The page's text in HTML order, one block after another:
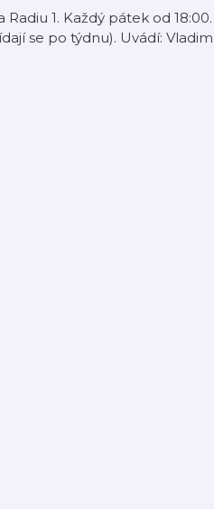
1. Každý pátek od
se po týdnu). Uvádí: